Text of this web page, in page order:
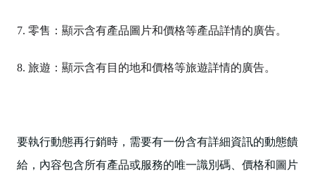
7. 零售：顯示含有產品圖片和價格等產品詳情的廣告。
8. 旅遊：顯示含有目的地和價格等旅遊詳情的廣告。
要執行動態再行銷時，需要有一份含有詳細資訊的動態饋
給，內容包含所有產品或服務的唯一識別碼、價格和圖片